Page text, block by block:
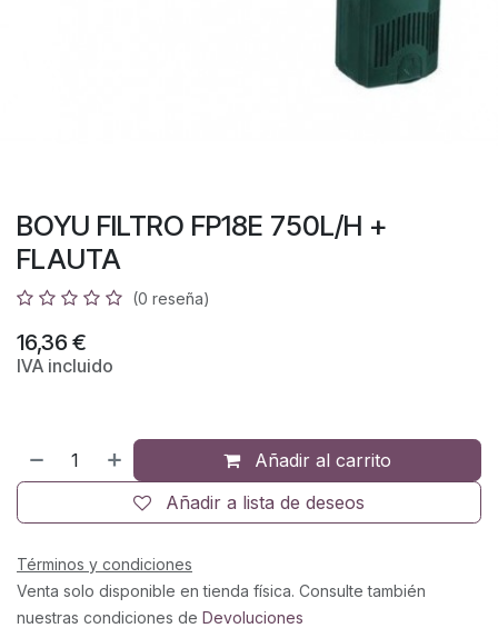
BOYU FILTRO FP18E 750L/H +
FLAUTA
(0 reseña)
16,36 €
IVA incluido
Añadir al carrito
Añadir a lista de deseos
Términos y condiciones
Venta solo disponible en tienda física. Consulte también
nuestras condiciones de Devoluciones